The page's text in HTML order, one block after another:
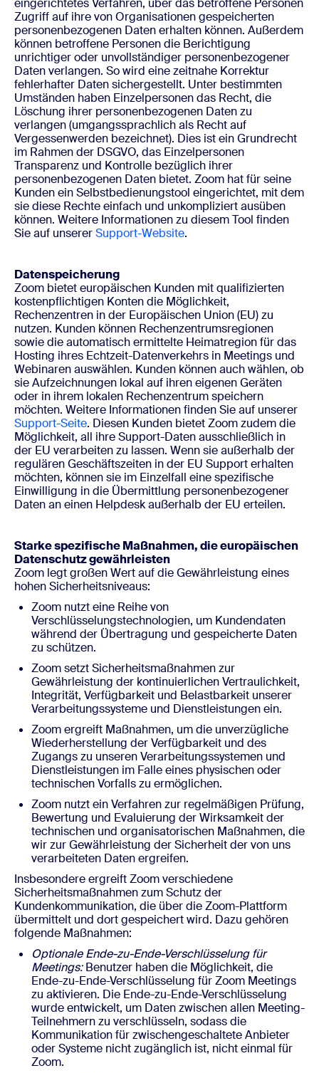
eingerichtetes Verfahren, über das betroffene Personen
Zugriff auf ihre von Organisationen gespeicherten
personenbezogenen Daten erhalten können. Außerdem
können betroffene Personen die Berichtigung
unrichtiger oder unvollständiger personenbezogener
Daten verlangen. So wird eine zeitnahe Korrektur
fehlerhafter Daten sichergestellt. Unter bestimmten
Umständen haben Einzelpersonen das Recht, die
Löschung ihrer personenbezogenen Daten zu
verlangen (umgangssprachlich als Recht auf
Vergessenwerden bezeichnet). Dies ist ein Grundrecht
im Rahmen der DSGVO, das Einzelpersonen
Transparenz und Kontrolle bezüglich ihrer
personenbezogenen Daten bietet. Zoom hat für seine
Kunden ein Selbstbedienungstool eingerichtet, mit dem
sie diese Rechte einfach und unkompliziert ausüben
können. Weitere Informationen zu diesem Tool finden
Sie auf unsererSupport-Website.
Datenspeicherung
Zoom bietet europäischen Kunden mit qualifizierten
kostenpflichtigen Konten die Möglichkeit,
Rechenzentren in der Europäischen Union (EU) zu
nutzen. Kunden können Rechenzentrumsregionen
sowie die automatisch ermittelte Heimatregion für das
Hosting ihres Echtzeit-Datenverkehrs in Meetings und
Webinaren auswählen. Kunden können auch wählen, ob
sie Aufzeichnungen lokal auf ihren eigenen Geräten
oder in ihrem lokalen Rechenzentrum speichern
möchten. Weitere Informationen finden Sie auf unserer
Support-Seite. Diesen Kunden bietet Zoom zudem die
Möglichkeit, all ihre Support-Daten ausschließlich in
der EU verarbeiten zu lassen. Wenn sie außerhalb der
regulären Geschäftszeiten in der EU Support erhalten
möchten, können sie im Einzelfall eine spezifische
Einwilligung in die Übermittlung personenbezogener
Daten an einen Helpdesk außerhalb der EU erteilen.
Starke spezifische Maßnahmen, die europäischen
Datenschutz gewährleisten
Zoom legt großen Wert auf die Gewährleistung eines
hohen Sicherheitsniveaus:
Zoom nutzt eine Reihe von
Verschlüsselungstechnologien, um Kundendaten
während der Übertragung und gespeicherte Daten
zu schützen.
Zoom setzt Sicherheitsmaßnahmen zur
Gewährleistung der kontinuierlichen Vertraulichkeit,
Integrität, Verfügbarkeit und Belastbarkeit unserer
Verarbeitungssysteme und Dienstleistungen ein.
Zoom ergreift Maßnahmen, um die unverzügliche
Wiederherstellung der Verfügbarkeit und des
Zugangs zu unseren Verarbeitungssystemen und
Dienstleistungen im Falle eines physischen oder
technischen Vorfalls zu ermöglichen.
Zoom nutzt ein Verfahren zur regelmäßigen Prüfung,
Bewertung und Evaluierung der Wirksamkeit der
technischen und organisatorischen Maßnahmen, die
wir zur Gewährleistung der Sicherheit der von uns
verarbeiteten Daten ergreifen.
Insbesondere ergreift Zoom verschiedene
Sicherheitsmaßnahmen zum Schutz der
Kundenkommunikation, die über die Zoom-Plattform
übermittelt und dort gespeichert wird. Dazu gehören
folgende Maßnahmen:
Optionale Ende-zu-Ende-Verschlüsselung für
Meetings:Benutzer haben die Möglichkeit, die
Ende-zu-Ende-Verschlüsselung für Zoom Meetings
zu aktivieren. Die Ende-zu-Ende-Verschlüsselung
wurde entwickelt, um Daten zwischen allen Meeting-
Teilnehmern zu verschlüsseln, sodass die
Kommunikation für zwischengeschaltete Anbieter
oder Systeme nicht zugänglich ist, nicht einmal für
Zoom.